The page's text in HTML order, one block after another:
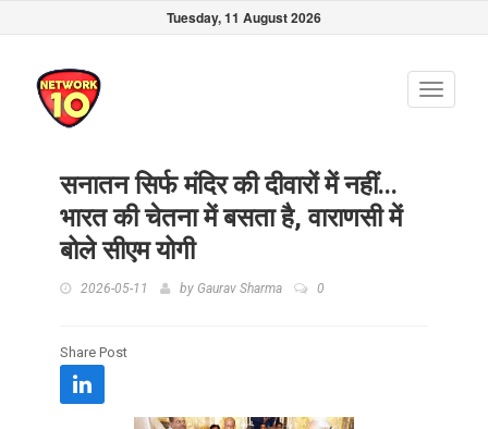
Tuesday, 11 August 2026
Toggle
सनातन सिर्फ मंदिर की दीवारों में नहीं...
भारत की चेतना में बसता है, वाराणसी में
बोले सीएम योगी
2026-05-11 by Gaurav Sharma 0
Share Post